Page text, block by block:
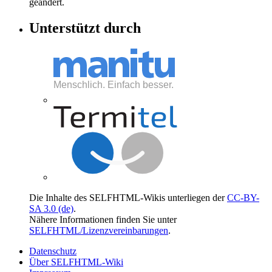
Unterstützt durch
Die Inhalte des SELFHTML-Wikis unterliegen derCC-BY-
SA 3.0 (de).
Nähere Informationen finden Sie unter
SELFHTML/Lizenzvereinbarungen.
Datenschutz
Über SELFHTML-Wiki